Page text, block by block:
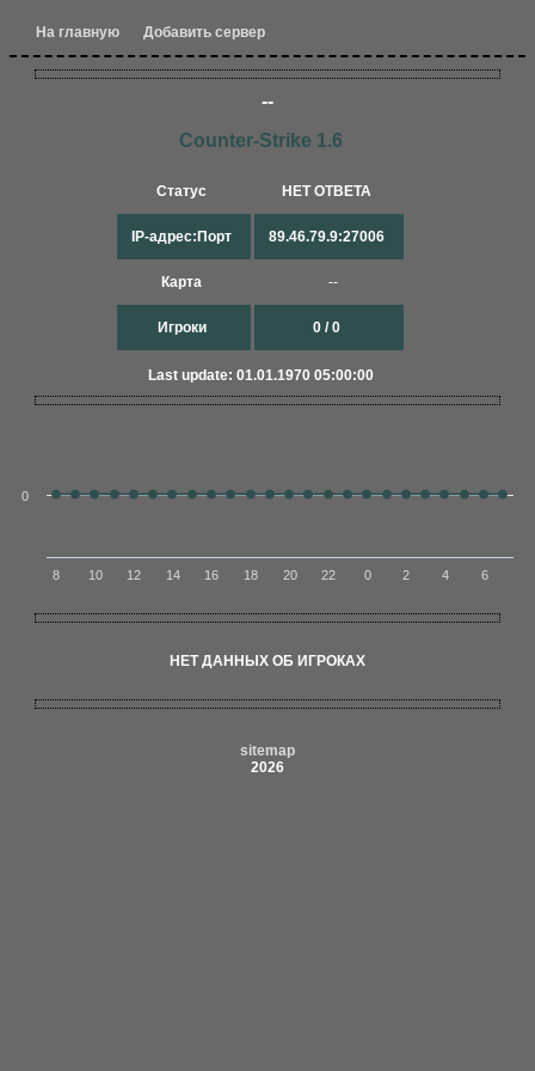
На главную Добавить сервер
--
Counter-Strike 1.6
Статус
IP-адрес:Порт
Карта
Игроки
НЕТ ОТВЕТА
89.46.79.9:27006
--
0 / 0
Last update: 01.01.1970 05:00:00
8 10 12 14 16 18 20 22 0 2 4 6
0
НЕТ ДАННЫХ ОБ ИГРОКАХ
sitemap
2026